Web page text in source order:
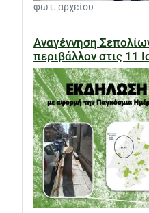
φωτ. αρχείου
Αναγέννηση
περιβάλλον στις 11